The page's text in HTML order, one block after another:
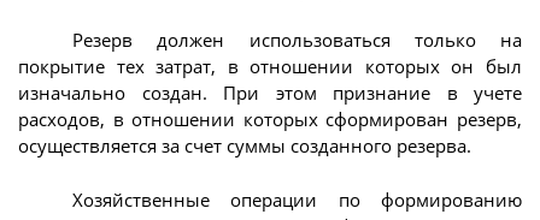
Резерв должен использоваться только на
покрытие тех затрат, в отношении которых он был
изначально создан. При этом признание в учете
расходов, в отношении которых сформирован резерв,
осуществляется за счет суммы созданного резерва.
Хозяйственные операции по формированию